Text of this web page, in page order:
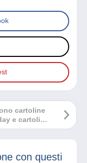
cartoline
e cartoline
con questi